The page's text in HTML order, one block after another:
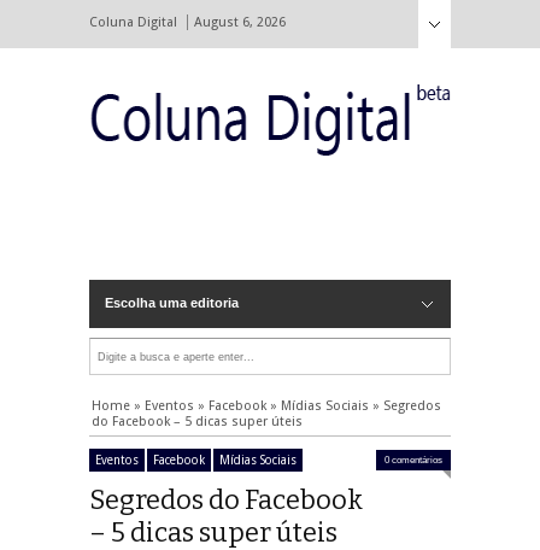
Coluna Digital August 6, 2026
Escolha uma editoria
Home » Eventos » Facebook » Mídias Sociais » Segredos
do Facebook – 5 dicas super úteis
Eventos Facebook Mídias Sociais 0 comentários
Segredos do Facebook
– 5 dicas super úteis